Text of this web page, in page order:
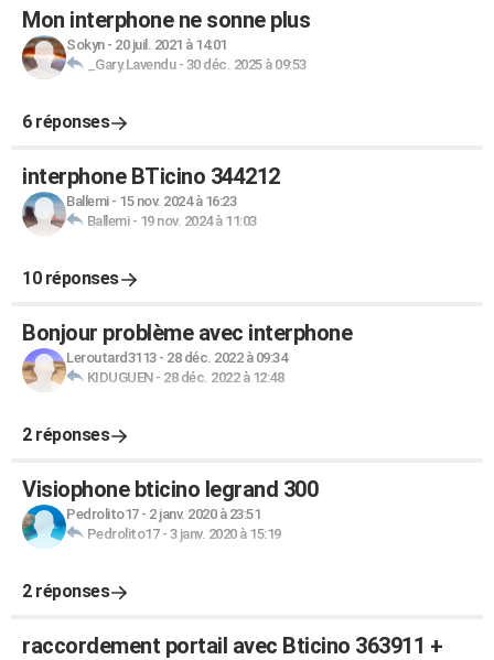
Mon interphone ne sonne plus
Sokyn- 20 juil. 2021 à 14:01
_Gary.Lavendu- 30 déc. 2025 à 09:53
6 réponses
interphone BTicino 344212
Ballemi- 15 nov. 2024 à 16:23
Ballemi- 19 nov. 2024 à 11:03
10 réponses
Bonjour problème avec interphone
Leroutard3113- 28 déc. 2022 à 09:34
KIDUGUEN- 28 déc. 2022 à 12:48
2 réponses
Visiophone bticino legrand 300
Pedrolito17- 2 janv. 2020 à 23:51
Pedrolito17- 3 janv. 2020 à 15:19
2 réponses
raccordement portail avec Bticino 363911 +